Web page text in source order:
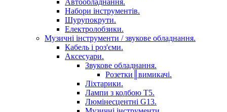
Автообладнання.
Набори інструментів.
Шурупокрути.
Електролобзики.
Музичні інструменти / звукове обладнання.
Кабель і роз'єми.
Аксесуари.
Звукове обладнання.
Розетки║вимикачі.
Ліхтарики.
Лампи з колбою Т5.
Люмінесцентні G13.